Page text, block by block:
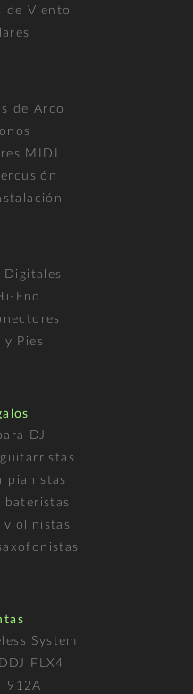
de Viento
de Arco
MIDI
Digitales
End
y Pies
DJ
pianistas
bateristas
violinistas
System
FLX4
912A